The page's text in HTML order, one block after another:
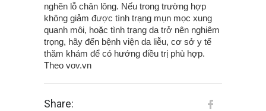
nghẽn lỗ chân lông. Nếu trong trường hợp
không giảm được tình trạng mụn mọc xung
quanh môi, hoặc tình trạng da trở nên nghiêm
trọng, hãy đến bệnh viện da liễu, cơ sở y tế
thăm khám để có hướng điều trị phù hợp.
Theo vov.vn
Share: